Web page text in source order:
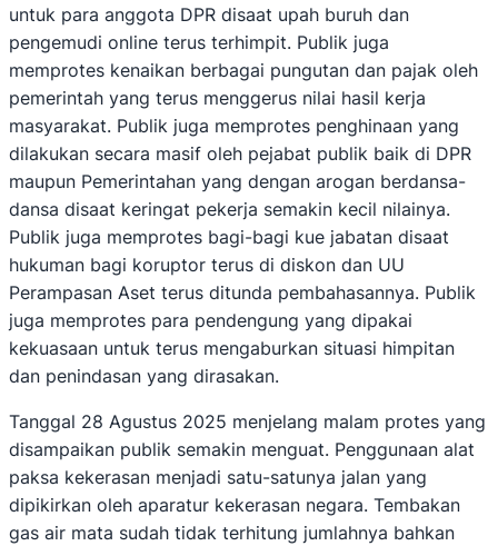
untuk para anggota DPR disaat upah buruh dan
pengemudi online terus terhimpit. Publik juga
memprotes kenaikan berbagai pungutan dan pajak oleh
pemerintah yang terus menggerus nilai hasil kerja
masyarakat. Publik juga memprotes penghinaan yang
dilakukan secara masif oleh pejabat publik baik di DPR
maupun Pemerintahan yang dengan arogan berdansa-
dansa disaat keringat pekerja semakin kecil nilainya.
Publik juga memprotes bagi-bagi kue jabatan disaat
hukuman bagi koruptor terus di diskon dan UU
Perampasan Aset terus ditunda pembahasannya. Publik
juga memprotes para pendengung yang dipakai
kekuasaan untuk terus mengaburkan situasi himpitan
dan penindasan yang dirasakan.
Tanggal 28 Agustus 2025 menjelang malam protes yang
disampaikan publik semakin menguat. Penggunaan alat
paksa kekerasan menjadi satu-satunya jalan yang
dipikirkan oleh aparatur kekerasan negara. Tembakan
gas air mata sudah tidak terhitung jumlahnya bahkan